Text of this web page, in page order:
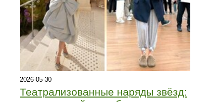
2026-05-30
Театрализованные наряды звёзд: